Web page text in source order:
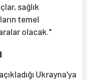
sağlık
temel
olacak."
Ukrayna'ya